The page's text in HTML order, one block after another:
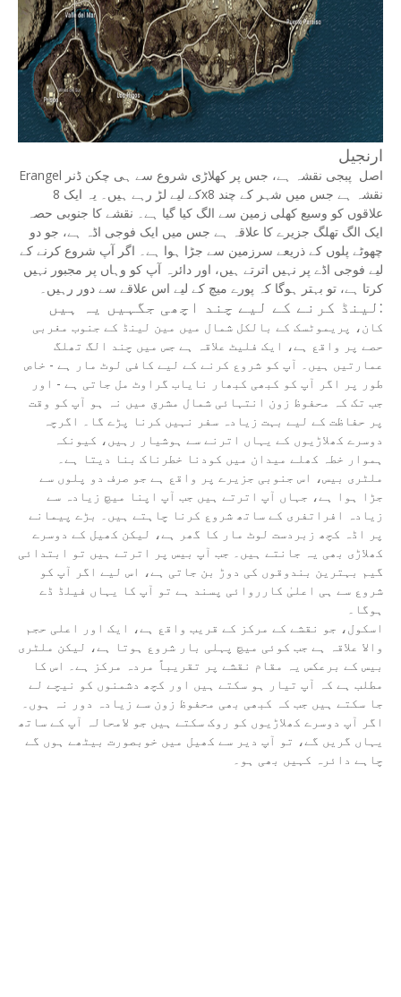
ارنجیل
Erangel اصل پبجی نقشہ ہے، جس پر کھلاڑی شروع سے ہی چکن ڈنر
کے لیے لڑ رہے ہیں۔ یہ ایک 8x8 نقشہ ہے جس میں شہر کے چند
علاقوں کو وسیع کھلی زمین سے الگ کیا گیا ہے۔ نقشے کا جنوبی حصہ
ایک الگ تھلگ جزیرے کا علاقہ ہے جس میں ایک فوجی اڈہ ہے، جو دو
چھوٹے پلوں کے ذریعے سرزمین سے جڑا ہوا ہے۔ اگر آپ شروع کرنے کے
لیے فوجی اڈے پر نہیں اترتے ہیں، اور دائرہ آپ کو وہاں پر مجبور نہیں
کرتا ہے، تو بہتر ہوگا کہ پورے میچ کے لیے اس علاقے سے دور رہیں۔
لینڈ کرنے کے لیے چند اچھی جگہیں یہ ہیں:
کان، پریموٹسک کے بالکل شمال میں مین لینڈ کے جنوب مغربی
حصے پر واقع ہے، ایک فلیٹ علاقہ ہے جس میں چند الگ تھلگ
عمارتیں ہیں۔ آپ کو شروع کرنے کے لیے کافی لوٹ مار ہے - خاص
طور پر اگر آپ کو کبھی کبھار نایاب گراوٹ مل جاتی ہے - اور
جب تک کہ محفوظ زون انتہائی شمال مشرق میں نہ ہو آپ کو وقت
پر حفاظت کے لیے بہت زیادہ سفر نہیں کرنا پڑے گا۔ اگرچہ
دوسرے کھلاڑیوں کے یہاں اترنے سے ہوشیار رہیں، کیونکہ
ہموار خطہ کھلے میدان میں کودنا خطرناک بنا دیتا ہے۔
ملٹری بیس، اس جنوبی جزیرے پر واقع ہے جو صرف دو پلوں سے
جڑا ہوا ہے، جہاں آپ اترتے ہیں جب آپ اپنا میچ زیادہ سے
زیادہ افراتفری کے ساتھ شروع کرنا چاہتے ہیں۔ بڑے پیمانے
پر اڈہ کچھ زبردست لوٹ مار کا گھر ہے، لیکن کھیل کے دوسرے
کھلاڑی بھی یہ جانتے ہیں۔ جب آپ بیس پر اترتے ہیں تو ابتدائی
گیم بہترین بندوقوں کی دوڑ بن جاتی ہے، اس لیے اگر آپ کو
شروع سے ہی اعلیٰ کارروائی پسند ہے تو آپ کا یہاں فیلڈ ڈے
ہوگا۔
اسکول، جو نقشے کے مرکز کے قریب واقع ہے، ایک اور اعلی حجم
والا علاقہ ہے جب کوئی میچ پہلی بار شروع ہوتا ہے، لیکن ملٹری
بیس کے برعکس یہ مقام نقشے پر تقریباً مردہ مرکز ہے۔ اس کا
مطلب ہے کہ آپ تیار ہو سکتے ہیں اور کچھ دشمنوں کو نیچے لے
جا سکتے ہیں جب کہ کبھی بھی محفوظ زون سے زیادہ دور نہ ہوں۔
اگر آپ دوسرے کھلاڑیوں کو روک سکتے ہیں جو لامحالہ آپ کے ساتھ
یہاں گریں گے، تو آپ دیر سے کھیل میں خوبصورت بیٹھے ہوں گے
چاہے دائرہ کہیں بھی ہو۔